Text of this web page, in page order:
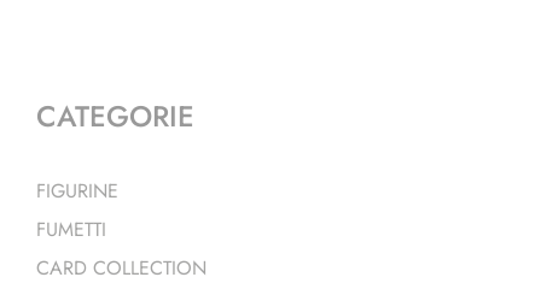
CATEGORIE
FIGURINE
FUMETTI
CARD COLLECTION